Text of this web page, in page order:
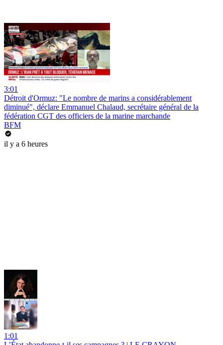
3:01
Détroit d'Ormuz: "Le nombre de marins a considérablement
diminué", déclare Emmanuel Chalaud, secrétaire général de la
fédération CGT des officiers de la marine marchande
BFM
il y a 6 heures
1:01